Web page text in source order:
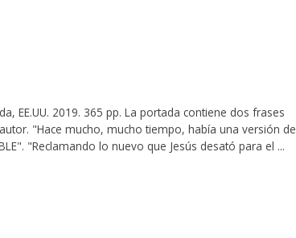
EE.UU. 2019. 365 pp. La portada contiene dos frases
"Hace mucho, mucho tiempo, había una versión de
"Reclamando lo nuevo que Jesús desató para el ...